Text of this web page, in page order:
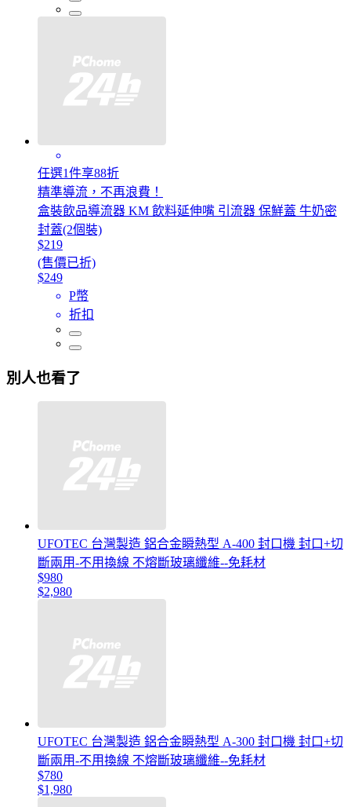
任選1件享88折
精準導流，不再浪費！
盒裝飲品導流器 KM 飲料延伸嘴 引流器 保鮮蓋 牛奶密
封蓋(2個裝)
$219
(售價已折)
$249
P幣
折扣
別人也看了
UFOTEC 台灣製造 鋁合金瞬熱型 A-400 封口機 封口+切
斷兩用-不用換線 不熔斷玻璃纖維--免耗材
$980
$2,980
UFOTEC 台灣製造 鋁合金瞬熱型 A-300 封口機 封口+切
斷兩用-不用換線 不熔斷玻璃纖維--免耗材
$780
$1,980